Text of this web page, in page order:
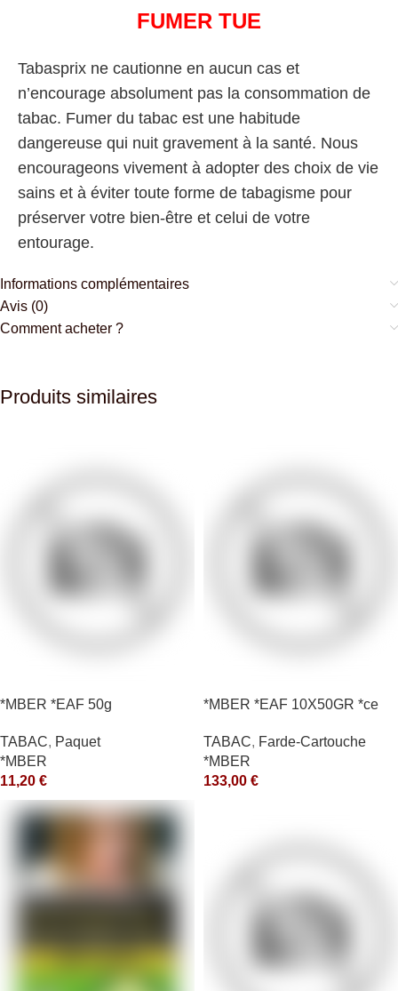
FUMER TUE
Tabasprix ne cautionne en aucun cas et
n’encourage absolument pas la consommation de
tabac. Fumer du tabac est une habitude
dangereuse qui nuit gravement à la santé. Nous
encourageons vivement à adopter des choix de vie
sains et à éviter toute forme de tabagisme pour
préserver votre bien-être et celui de votre
entourage.
Informations complémentaires
Avis (0)
Comment acheter ?
Produits similaires
*MBER *EAF 50g
TABAC, Paquet
*MBER
11,20 €
*MBER *EAF 10X50GR *ce
TABAC, Farde-Cartouche
*MBER
133,00 €